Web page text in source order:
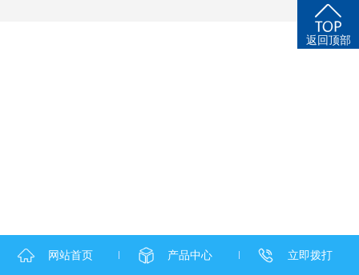
返回顶部
网站首页 产品中心 立即拨打